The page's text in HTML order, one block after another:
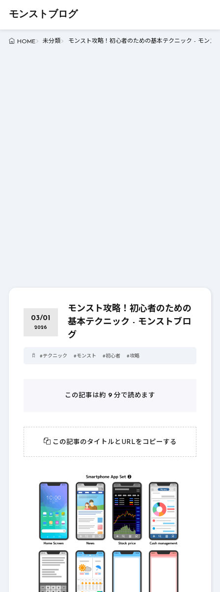
モンストブログ
HOME 未分類 モンスト攻略！初心者のための基本テクニック - モンス
03/01
2026
モンスト攻略！初心者のための
基本テクニック - モンストブロ
グ
#テクニック #モンスト #初心者 #攻略
この記事は約 9 分で読めます
この記事のタイトルとURLをコピーする